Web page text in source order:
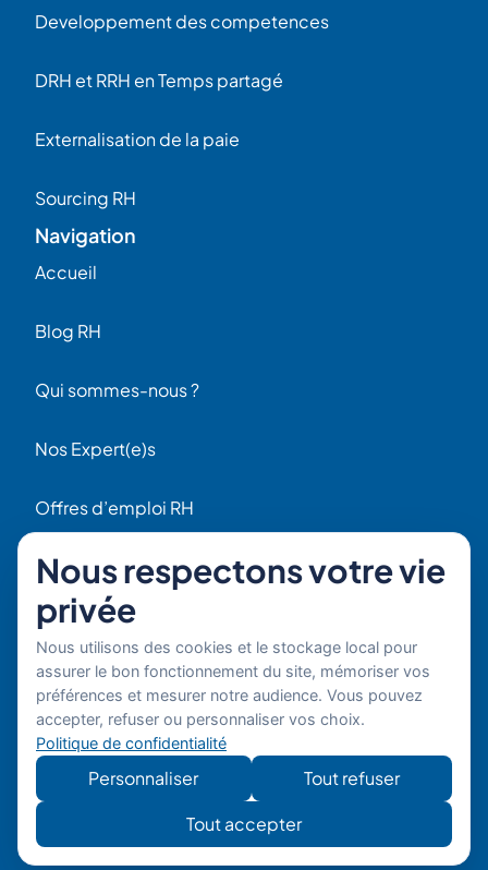
Developpement des competences
DRH et RRH en Temps partagé
Externalisation de la paie
Sourcing RH
Navigation
Accueil
Blog RH
Qui sommes-nous ?
Nos Expert(e)s
Offres d’emploi RH
56 Rue Raspail
F92300 Levallois
+ 33 (0)1 42 70 97 20
Par email
Copyright © 2026 Boost'RH
Groupe. Tous droits réservés.
Site
développé
mon site
Mentions légales
Nous respectons votre vie
privée
Nous utilisons des cookies et le stockage local pour
assurer le bon fonctionnement du site, mémoriser vos
préférences et mesurer notre audience. Vous pouvez
accepter, refuser ou personnaliser vos choix.
Politique de confidentialité
Personnaliser
Tout refuser
Tout accepter